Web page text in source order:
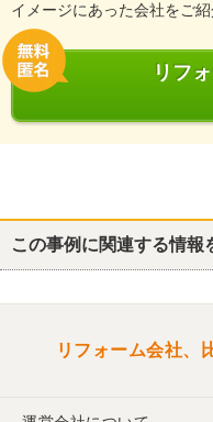
イメージにあった会社をご紹
リフ
他の箇所を見る
リフォーム概要 外構・エクステリア
この事例に関連する情報
リフォーム会社、